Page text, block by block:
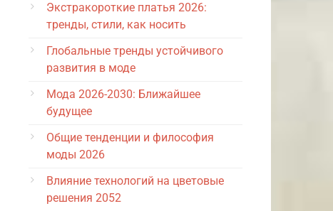
Экстракороткие платья 2026:
тренды, стили, как носить
Глобальные тренды устойчивого
развития в моде
Мода 2026-2030: Ближайшее
будущее
Общие тенденции и философия
моды 2026
Влияние технологий на цветовые
решения 2052